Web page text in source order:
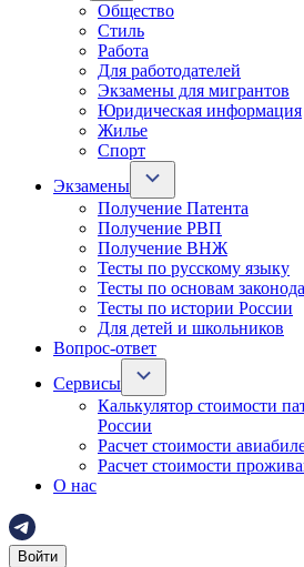
Общество
Стиль
Работа
Для работодателей
Экзамены для мигрантов
Юридическая информация
Жилье
Спорт
Экзамены
Получение Патента
Получение РВП
Получение ВНЖ
Тесты по русскому языку
Тесты по основам
Тесты по истории России
Для детей и школьников
Вопрос-ответ
Сервисы
Калькулятор стоимости
России
Расчет стоимости
Расчет стоимости
О нас
Войти